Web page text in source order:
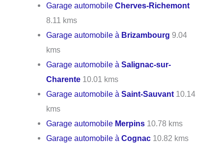
Garage automobileCherves-Richemont
8.11 kms
Garage automobile à Brizambourg 9.04
kms
Garage automobile àSalignac-sur-
Charente 10.01 kms
Garage automobile àSaint-Sauvant 10.14
kms
Garage automobile Merpins 10.78 kms
Garage automobile àCognac 10.82 kms